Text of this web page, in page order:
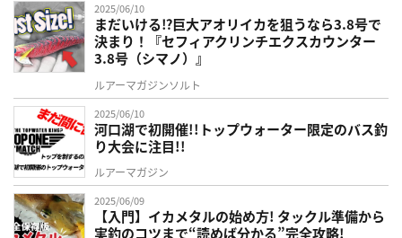
2025/06/10
まだいける⁉巨大アオリイカを狙うなら3.8号で
決まり！『セフィアクリンチエクスカウンター
3.8号（シマノ）』
ルアーマガジンソルト
2025/06/10
河口湖で初開催!!トップウォーター限定のバス釣
り大会に注目!!
ルアーマガジン
2025/06/09
【入門】イカメタルの始め方! タックル準備から
実釣のコツまで“読めば分かる”完全攻略!